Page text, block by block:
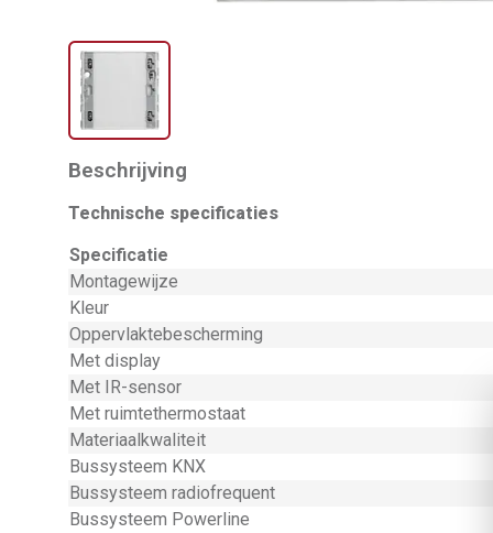
Beschrijving
Technische specificaties
Specificatie
Montagewijze
Kleur
Oppervlaktebescherming
Met display
Met IR-sensor
Met ruimtethermostaat
Materiaalkwaliteit
Bussysteem KNX
Bussysteem radiofrequent
Bussysteem Powerline